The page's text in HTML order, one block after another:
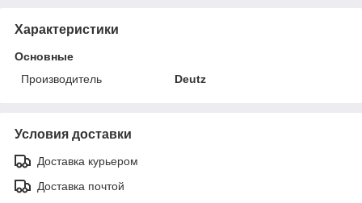
Характеристики
Основные
Производитель
Deutz
Условия доставки
Доставка курьером
Доставка почтой